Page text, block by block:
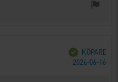
Bekräftad
KÖPARE
2026-06-16